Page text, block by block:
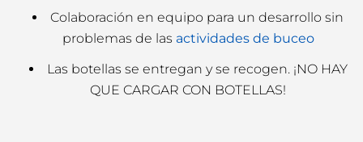
Colaboración en equipo para un desarrollo sin
problemas de las actividades de buceo
Las botellas se entregan y se recogen. ¡NO HAY
QUE CARGAR CON BOTELLAS!